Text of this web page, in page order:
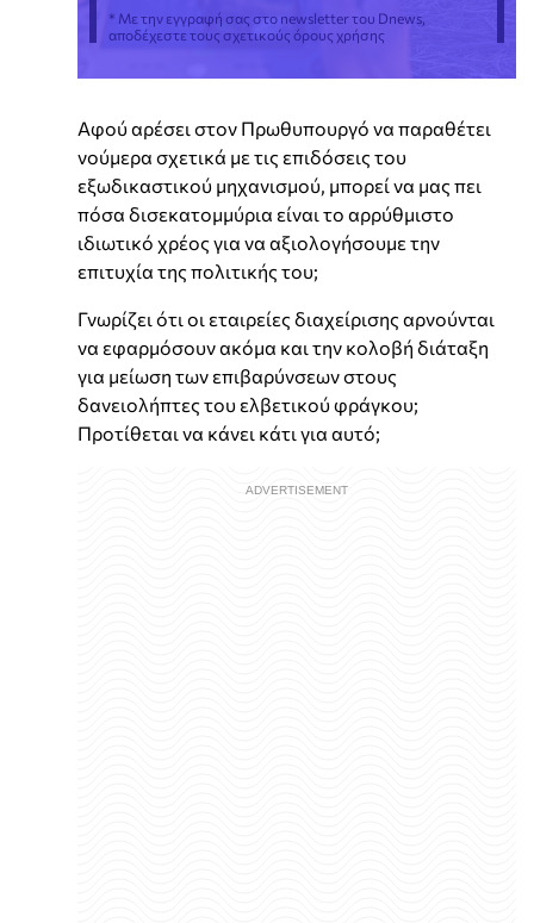
* Με την εγγραφή σας στο newsletter του Dnews,
αποδέχεστε τους σχετικούς όρους χρήσης
Αφού αρέσει στον Πρωθυπουργό να παραθέτει
νούμερα σχετικά με τις επιδόσεις του
εξωδικαστικού μηχανισμού, μπορεί να μας πει
πόσα δισεκατομμύρια είναι το αρρύθμιστο
ιδιωτικό χρέος για να αξιολογήσουμε την
επιτυχία της πολιτικής του;
Γνωρίζει ότι οι εταιρείες διαχείρισης αρνούνται
να εφαρμόσουν ακόμα και την κολοβή διάταξη
για μείωση των επιβαρύνσεων στους
δανειολήπτες του ελβετικού φράγκου;
Προτίθεται να κάνει κάτι για αυτό;